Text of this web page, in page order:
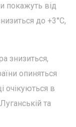
покажуть від
до +3°С,
знизиться,
опиняться
очікуються в
та